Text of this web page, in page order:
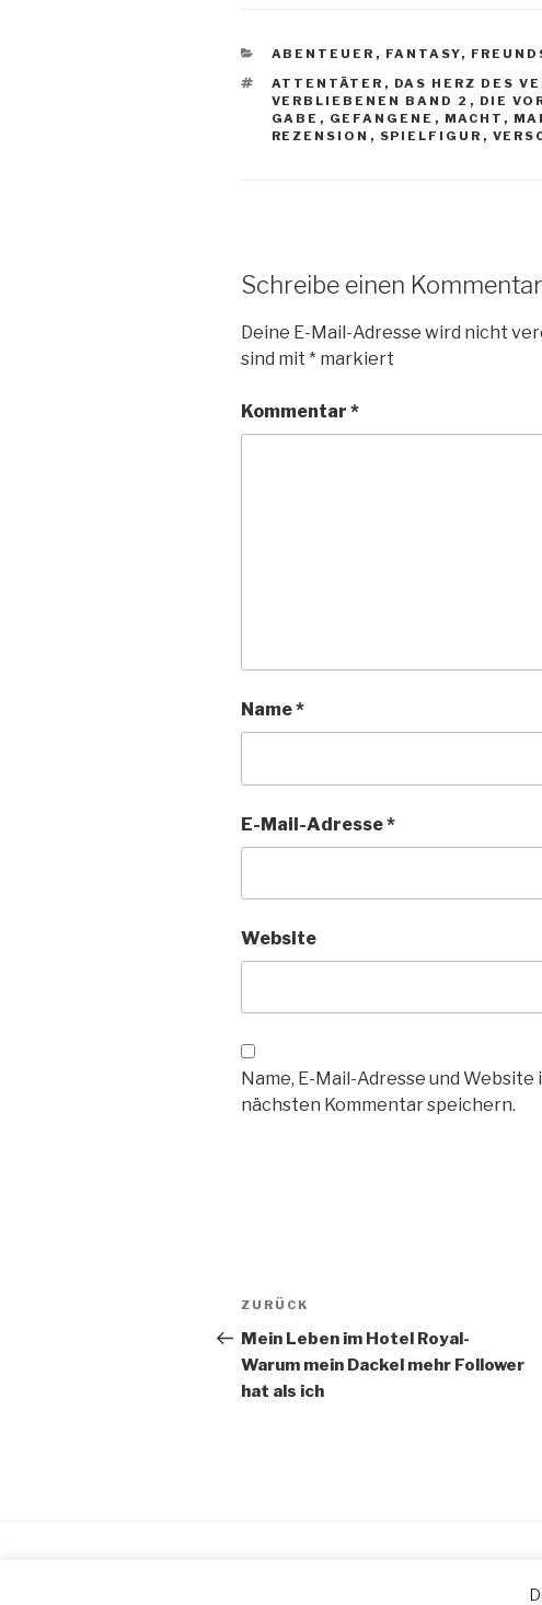
KATEGORIEN
ABENTEUER , FANTASY,
SCHLAGWÖRTER
ATTENTÄTER , DAS HERZ DES
VERBLIEBENEN BAND 2 , DIE
GABE , GEFANGENE , MACHT ,
REZENSION , SPIELFIGUR ,
Schreibe einen Kommentar
Deine E-Mail-Adresse wird nicht
sind mit * markiert
Kommentar *
Name*
E-Mail-Adresse*
Website
Name, E-Mail-Adresse und
nächsten Kommentar speichern.
Beitragsnavigation
Vorheriger
Beitrag
ZURÜCK
Mein Leben im Hotel Royal-
Warum mein Dackel mehr Follower
hat als ich